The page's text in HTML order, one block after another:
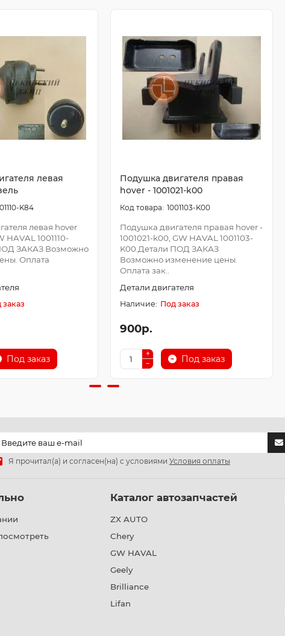
левая
K84
левая hover
HAVAL 1001110-
ЗАКАЗ Возможно
Оплата
заказ
Под заказ
Подушка двигателя правая
hover - 1001021-k00
1001103-K00
Подушка двигателя правая hover -
1001021-k00, GW HAVAL 1001103-
K00.Детали ПОД ЗАКАЗ
Возможно изменение цены.
Оплата зак..
Детали двигателя
Под заказ
900р.
Под заказ
Я прочитал(а) и согласен(на) с условиями Условия оплаты
Каталог автозапчастей
ZX AUTO
Chery
GW HAVAL
Geely
Brilliance
Lifan